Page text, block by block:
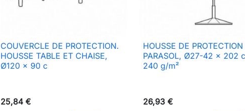
 Aperçu rapide
COUVERCLE DE PROTECTION.
HOUSSE TABLE ET CHAISE,
Ø120 x 90 c
25,84 €
 Aperçu rapide
HOUSSE DE PROTECTION
PARASOL, Ø27-42 x 202
240 g/m²
26,93 €